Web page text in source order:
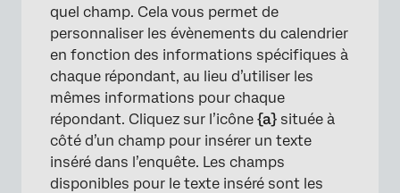
quel champ. Cela vous permet de
personnaliser les évènements du calendrier
en fonction des informations spécifiques à
chaque répondant, au lieu d’utiliser les
mêmes informations pour chaque
répondant. Cliquez sur l’icône {a} située à
côté d’un champ pour insérer un texte
inséré dans l’enquête. Les champs
disponibles pour le texte inséré sont les